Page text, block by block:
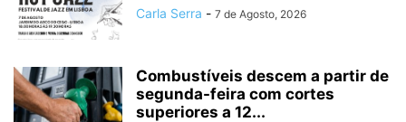
Carla Serra - 7 de Agosto, 2026
Combustíveis descem a partir de
segunda-feira com cortes
superiores a 12...